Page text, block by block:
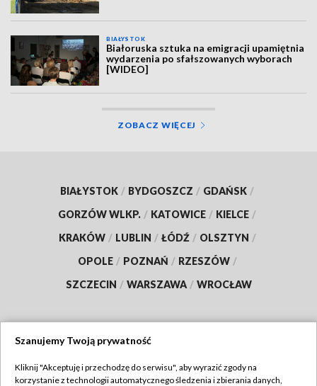
BIAŁYSTOK
Białoruska sztuka na emigracji upamiętnia
wydarzenia po sfałszowanych wyborach
[WIDEO]
ZOBACZ WIĘCEJ
BIAŁYSTOK / BYDGOSZCZ / GDAŃSK /
GORZÓW WLKP. / KATOWICE / KIELCE /
KRAKÓW / LUBLIN / ŁÓDŹ / OLSZTYN /
OPOLE / POZNAŃ / RZESZÓW /
SZCZECIN / WARSZAWA / WROCŁAW
Szanujemy Twoją prywatność
Kliknij "Akceptuję i przechodzę do serwisu", aby wyrazić zgody na
korzystanie z technologii automatycznego śledzenia i zbierania danych,